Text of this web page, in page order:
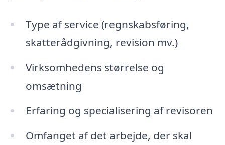
Type af service (regnskabsføring,
skatterådgivning, revision mv.)
Virksomhedens størrelse og
omsætning
Erfaring og specialisering af revisoren
Omfanget af det arbejde, der skal